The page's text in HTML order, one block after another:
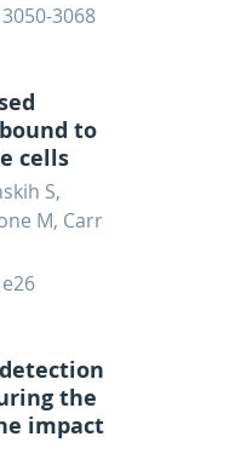
3068
to
cells
S,
M, Carr
the
impact